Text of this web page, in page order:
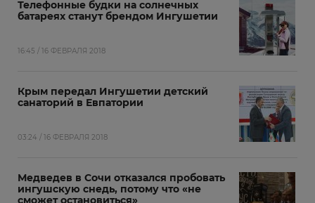
Телефонные будки на солнечных
батареях станут брендом Ингушетии
16:45 / 16 ФЕВРАЛЯ 2018
Крым передал Ингушетии детский
санаторий в Евпатории
03:24 / 16 ФЕВРАЛЯ 2018
Медведев в Сочи отказался пробовать
ингушскую снедь, потому что «не
сможет остановиться»